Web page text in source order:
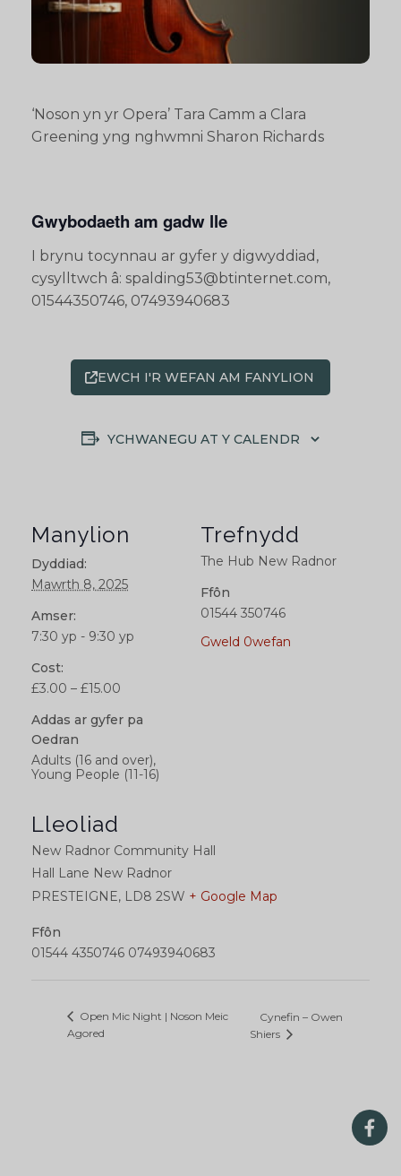
‘Noson yn yr Opera’ Tara Camm a Clara
Greening yng nghwmni Sharon Richards
Gwybodaeth am gadw lle
I brynu tocynnau ar gyfer y digwyddiad,
cysylltwch â: spalding53@btinternet.com,
01544350746, 07493940683
EWCH I'R WEFAN AM FANYLION
YCHWANEGU AT Y CALENDR
Manylion
Dyddiad:
Mawrth 8, 2025
Amser:
7:30 yp - 9:30 yp
Cost:
£3.00 – £15.00
Addas ar gyfer pa
Oedran
Adults (16 and over),
Young People (11-16)
Lleoliad
New Radnor Community Hall
Hall Lane New Radnor
PRESTEIGNE, LD8 2SW + Google Map
Ffôn
01544 4350746 07493940683
Trefnydd
The Hub New Radnor
Ffôn
01544 350746
Gweld 0wefan
Open Mic Night | Noson Meic
Agored
Cynefin – Owen
Shiers